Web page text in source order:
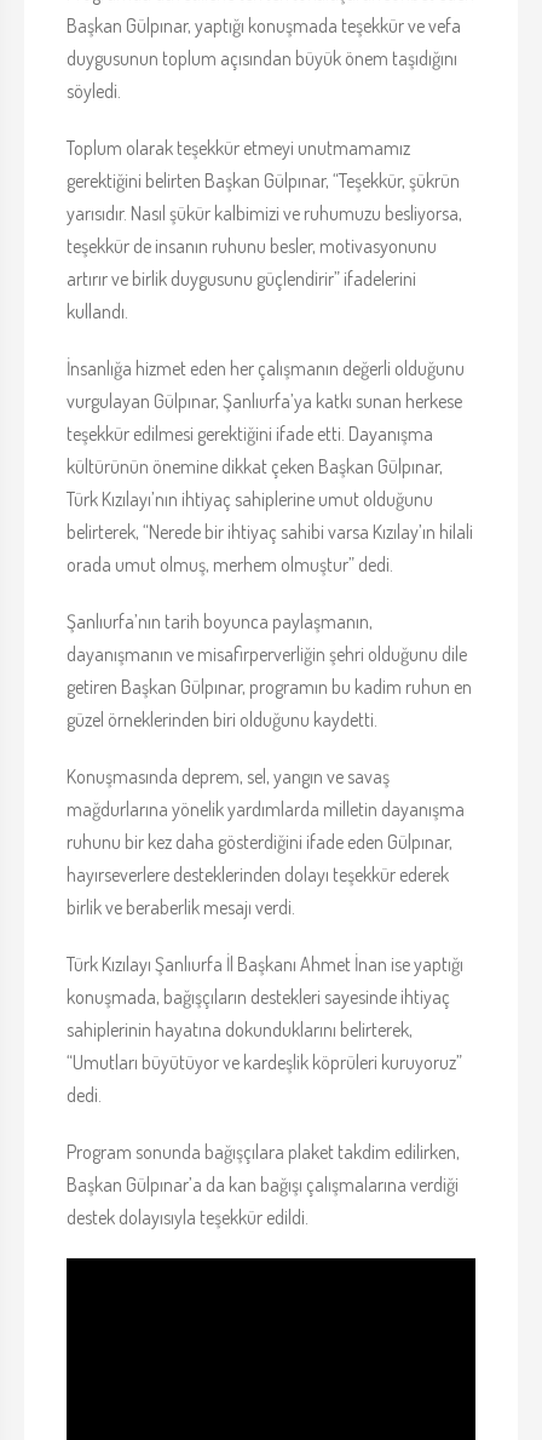
Başkan Gülpınar, yaptığı konuşmada teşekkür ve vefa
duygusunun toplum açısından büyük önem taşıdığını
söyledi.
Toplum olarak teşekkür etmeyi unutmamamız
gerektiğini belirten Başkan Gülpınar, “Teşekkür, şükrün
yarısıdır. Nasıl şükür kalbimizi ve ruhumuzu besliyorsa,
teşekkür de insanın ruhunu besler, motivasyonunu
artırır ve birlik duygusunu güçlendirir” ifadelerini
kullandı.
İnsanlığa hizmet eden her çalışmanın değerli olduğunu
vurgulayan Gülpınar, Şanlıurfa’ya katkı sunan herkese
teşekkür edilmesi gerektiğini ifade etti. Dayanışma
kültürünün önemine dikkat çeken Başkan Gülpınar,
Türk Kızılayı’nın ihtiyaç sahiplerine umut olduğunu
belirterek, “Nerede bir ihtiyaç sahibi varsa Kızılay’ın hilali
orada umut olmuş, merhem olmuştur” dedi.
Şanlıurfa’nın tarih boyunca paylaşmanın,
dayanışmanın ve misafirperverliğin şehri olduğunu dile
getiren Başkan Gülpınar, programın bu kadim ruhun en
güzel örneklerinden biri olduğunu kaydetti.
Konuşmasında deprem, sel, yangın ve savaş
mağdurlarına yönelik yardımlarda milletin dayanışma
ruhunu bir kez daha gösterdiğini ifade eden Gülpınar,
hayırseverlere desteklerinden dolayı teşekkür ederek
birlik ve beraberlik mesajı verdi.
Türk Kızılayı Şanlıurfa İl Başkanı Ahmet İnan ise yaptığı
konuşmada, bağışçıların destekleri sayesinde ihtiyaç
sahiplerinin hayatına dokunduklarını belirterek,
“Umutları büyütüyor ve kardeşlik köprüleri kuruyoruz”
dedi.
Program sonunda bağışçılara plaket takdim edilirken,
Başkan Gülpınar’a da kan bağışı çalışmalarına verdiği
destek dolayısıyla teşekkür edildi.